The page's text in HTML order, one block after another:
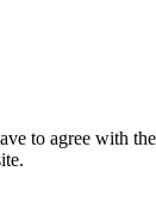
to agree with